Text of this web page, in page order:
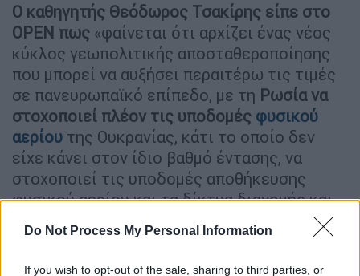
Do Not Process My Personal Information
If you wish to opt-out of the sale, sharing to third parties, or
Ο καθηγητής Θεόδωρος Τσακίρης είπε στο
OPEN πως «φαίνεται ότι αρχίζει ένας νέος
κύκλος γεωπολιτικής αποσταθεροποίησης
που μπορεί να αυξήσει περαιτέρω τις τιμές
σε πανευρωπαϊκό επίπεδο, με τη Ρωσία να
στοχοποιεί πλέον τις υποδομές φυσικού
αερίου της Ουκρανίας, κάτι το οποίο δεν
είχε κάνει στον ίδιο βαθμό έντασης, να
στοχοποιεί τις υποδομές αποθήκευσης
φυσικού αερίου και τα δίκτυα διανομής και
μεταφοράς φυσικού αερίου, εφόσον η ίδια
δεν έχει κερδίσει τίποτα». Οιυπόγειες
αποθήκες της Ουκρανίας σήμερα είναι